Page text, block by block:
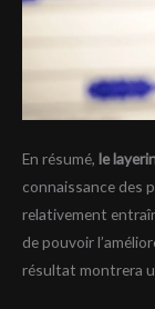
En résumé, le
connaissance des
relativement
de pouvoir
résultat montrera